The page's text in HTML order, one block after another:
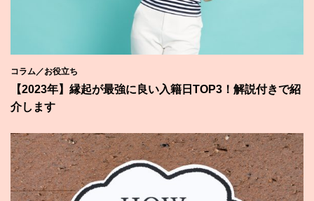
コラム／お役立ち
【2023年】縁起が最強に良い入籍日TOP3！解説付きで紹
介します